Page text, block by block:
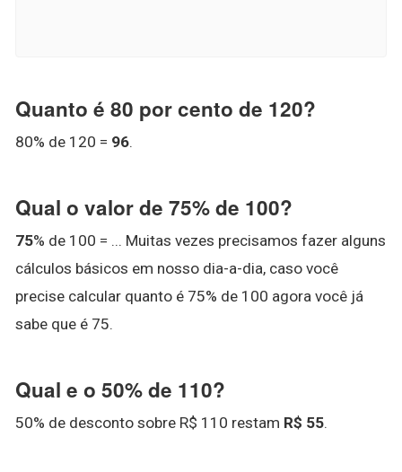
Quanto é 80 por cento de 120?
80% de 120 = 96.
Qual o valor de 75% de 100?
75% de 100 = ... Muitas vezes precisamos fazer alguns
cálculos básicos em nosso dia-a-dia, caso você
precise calcular quanto é 75% de 100 agora você já
sabe que é 75.
Qual e o 50% de 110?
50% de desconto sobre R$ 110 restam R$ 55.